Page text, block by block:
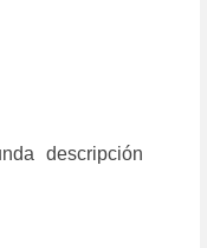
descripción